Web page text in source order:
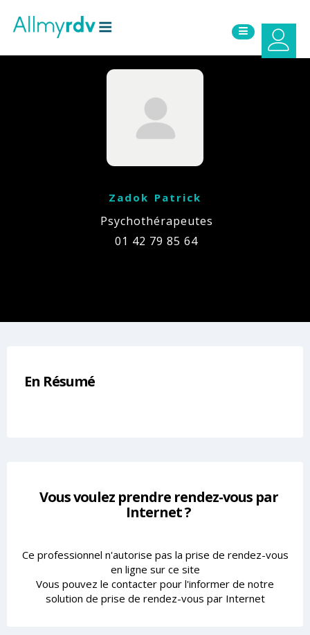
Zadok Patrick
Psychothérapeutes
01 42 79 85 64
En Résumé
Vous voulez prendre rendez-vous par
Internet ?
Ce professionnel n'autorise pas la prise de rendez-vous
en ligne sur ce site
Vous pouvez le contacter pour l'informer de notre
solution de prise de rendez-vous par Internet